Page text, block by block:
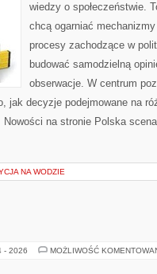
wiedzy o społeczeństwie.
chcą ogarniać
procesy zachodzące w
budować samodzielną
obserwacje. W centrum
jak decyzje podejmowane na
Nowości na stronie Polska
NA WODZIE
- 2026 MOŻLIWOŚĆ